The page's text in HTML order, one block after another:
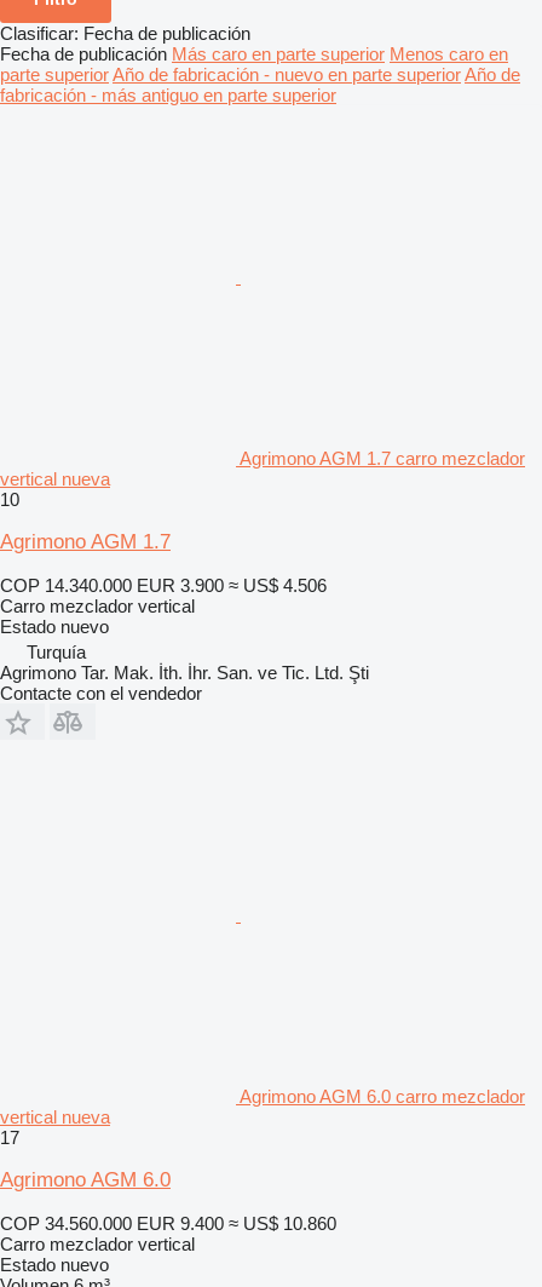
Clasificar: Fecha de publicación
Fecha de publicación Más caro en parte superior Menos caro en
parte superiorAño de fabricación - nuevo en parte superiorAño de
fabricación - más antiguo en parte superior
Agrimono AGM 1.7 carro mezclador
vertical nueva
10
Agrimono AGM 1.7
COP 14.340.000 EUR 3.900 ≈ US$ 4.506
Carro mezclador vertical
Estado nuevo
Turquía
Agrimono Tar. Mak. İth. İhr. San. ve Tic. Ltd. Şti
Contacte con el vendedor
Agrimono AGM 6.0 carro mezclador
vertical nueva
17
Agrimono AGM 6.0
COP 34.560.000 EUR 9.400 ≈ US$ 10.860
Carro mezclador vertical
Estado nuevo